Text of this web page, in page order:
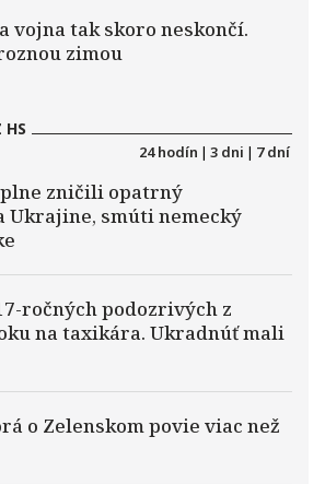
vojna tak skoro neskončí.
zimou
HS
24 hodín | 3 dni | 7 dní
zničili opatrný
Ukrajine, smúti nemecký
ročných podozrivých z
na taxikára. Ukradnúť mali
o Zelenskom povie viac než